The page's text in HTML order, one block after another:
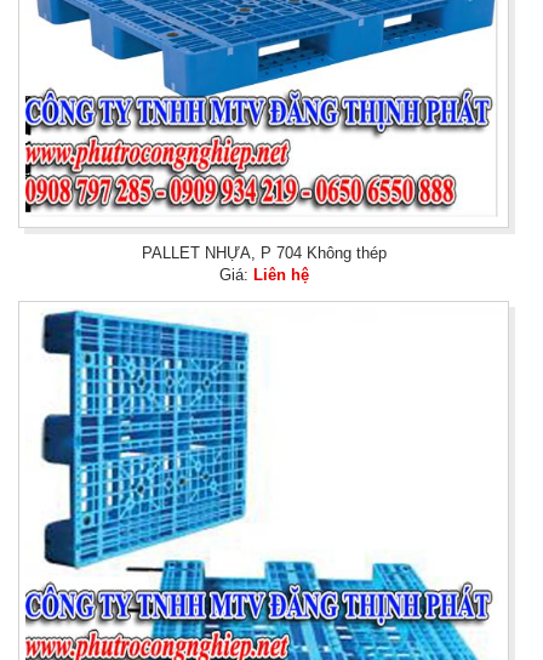
PALLET NHỰA, P 704 Không thép
Giá: Liên hệ
Với thiết kế lõi thép âm bên trong nên chịu tải rất cao,